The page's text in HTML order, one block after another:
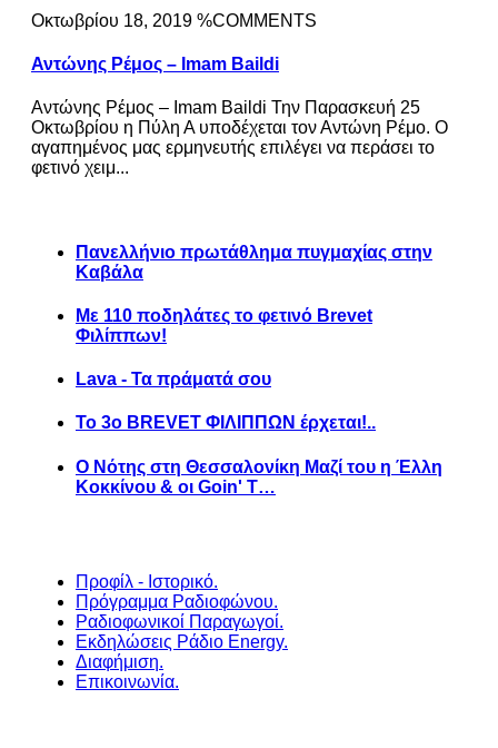
Οκτωβρίου 18, 2019 %COMMENTS
Αντώνης Ρέμος – Imam Baildi
Αντώνης Ρέμος – Imam Baildi Την Παρασκευή 25
Οκτωβρίου η Πύλη Α υποδέχεται τον Αντώνη Ρέμο. Ο
αγαπημένος μας ερμηνευτής επιλέγει να περάσει το
φετινό χειμ...
Πανελλήνιο πρωτάθλημα πυγμαχίας στην
Καβάλα
Με 110 ποδηλάτες το φετινό Brevet
Φιλίππων!
Lava - Τα πράματά σου
Το 3ο BREVET ΦΙΛΙΠΠΩΝ έρχεται!..
Ο Νότης στη Θεσσαλονίκη Μαζί του η Έλλη
Κοκκίνου & οι Goin' T…
Προφίλ - Ιστορικό.
Πρόγραμμα Ραδιοφώνου.
Ραδιοφωνικοί Παραγωγοί.
Εκδηλώσεις Ράδιο Energy.
Διαφήμιση.
Επικοινωνία.